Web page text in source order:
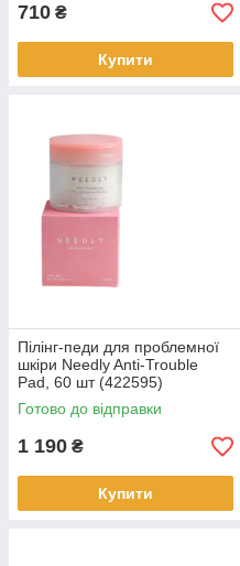
710 ₴
Купити
Пілінг-педи для проблемної
шкіри Needly Anti-Trouble
Pad, 60 шт (422595)
Готово до відправки
1 190 ₴
Купити